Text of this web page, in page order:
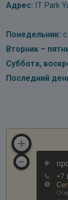
Адрес: IT Park
Понедельник:
Вторник –
Суббота,
Последний